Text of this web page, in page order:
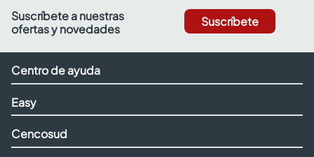
Suscríbete a nuestras
ofertas y novedades
Suscríbete
Centro de ayuda
Easy
Cencosud